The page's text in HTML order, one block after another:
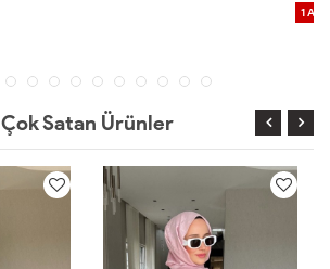
Çok Satan Ürünler